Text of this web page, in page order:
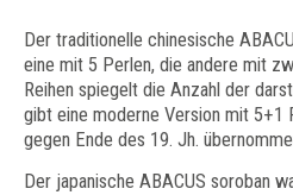
Der traditionelle chinesische
eine mit 5 Perlen, die andere mit
Reihen spiegelt die Anzahl der
gibt eine moderne Version mit 5+1
gegen Ende des 19. Jh.
Der japanische ABACUS soroban